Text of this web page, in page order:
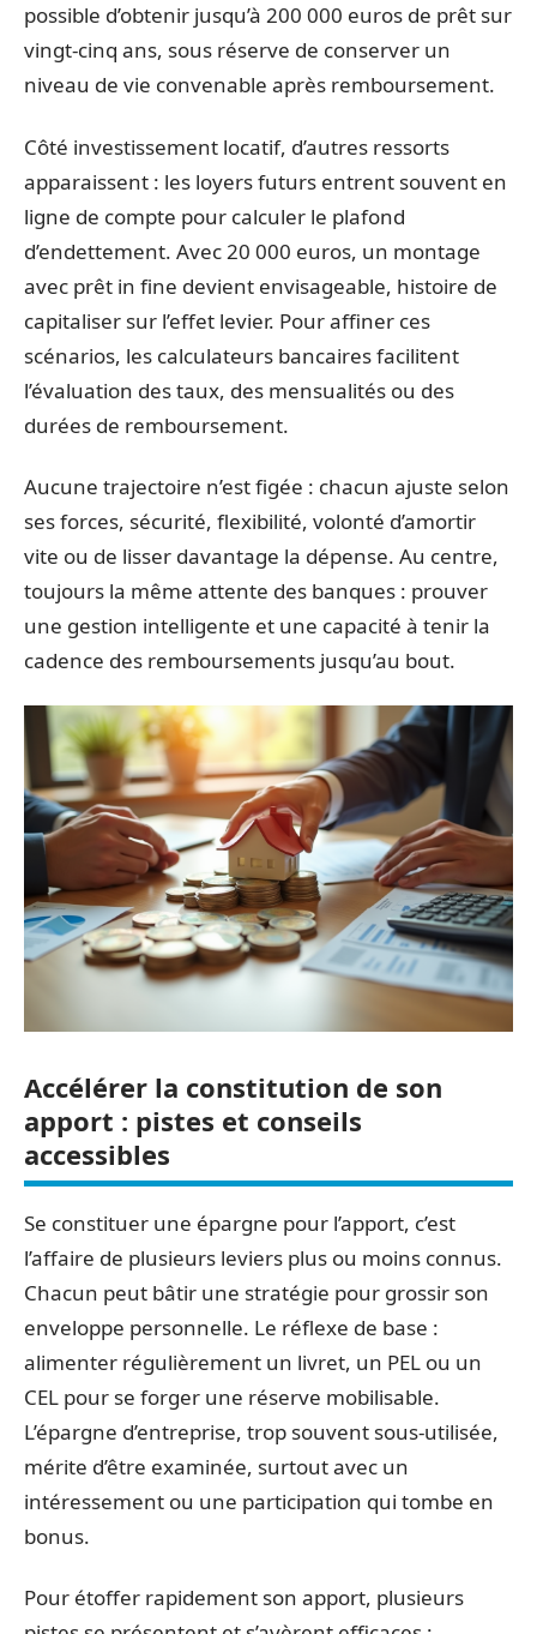
possible d’obtenir jusqu’à 200 000 euros de prêt sur
vingt-cinq ans, sous réserve de conserver un
niveau de vie convenable après remboursement.
Côté investissement locatif, d’autres ressorts
apparaissent : les loyers futurs entrent souvent en
ligne de compte pour calculer le plafond
d’endettement. Avec 20 000 euros, un montage
avec prêt in fine devient envisageable, histoire de
capitaliser sur l’effet levier. Pour affiner ces
scénarios, les calculateurs bancaires facilitent
l’évaluation des taux, des mensualités ou des
durées de remboursement.
Aucune trajectoire n’est figée : chacun ajuste selon
ses forces, sécurité, flexibilité, volonté d’amortir
vite ou de lisser davantage la dépense. Au centre,
toujours la même attente des banques : prouver
une gestion intelligente et une capacité à tenir la
cadence des remboursements jusqu’au bout.
Accélérer la constitution de son
apport : pistes et conseils
accessibles
Se constituer une épargne pour l’apport, c’est
l’affaire de plusieurs leviers plus ou moins connus.
Chacun peut bâtir une stratégie pour grossir son
enveloppe personnelle. Le réflexe de base :
alimenter régulièrement un livret, un PEL ou un
CEL pour se forger une réserve mobilisable.
L’épargne d’entreprise, trop souvent sous-utilisée,
mérite d’être examinée, surtout avec un
intéressement ou une participation qui tombe en
bonus.
Pour étoffer rapidement son apport, plusieurs